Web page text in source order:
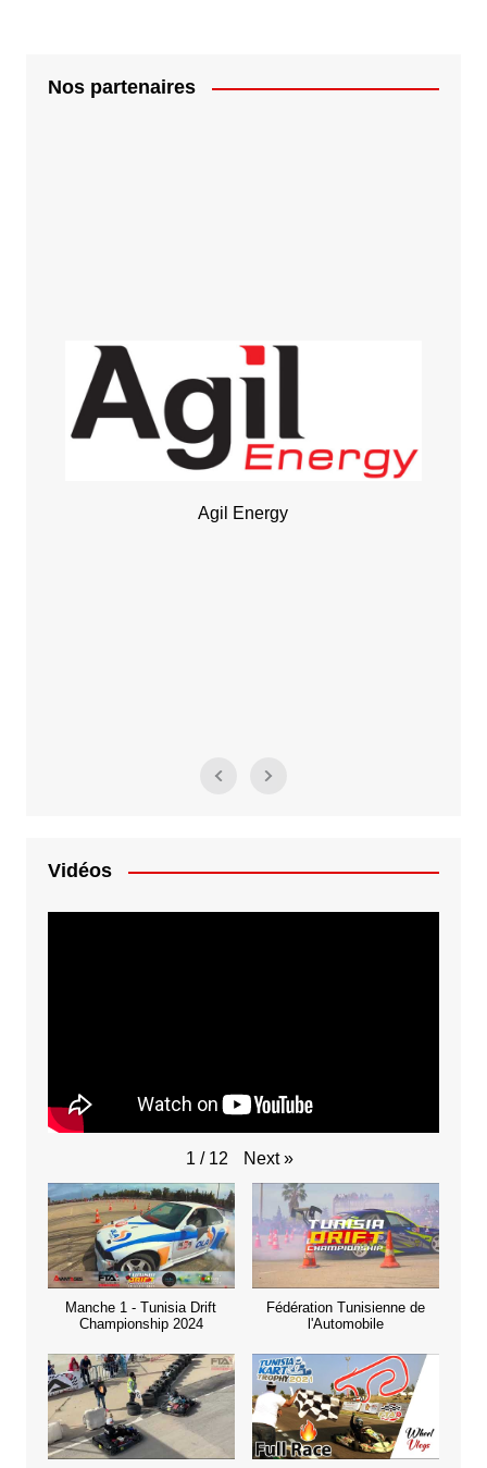
Nos partenaires
Agil Energy
Vidéos
1 / 12 Next »
Manche 1 - Tunisia Drift
Championship 2024
Fédération Tunisienne de
l'Automobile